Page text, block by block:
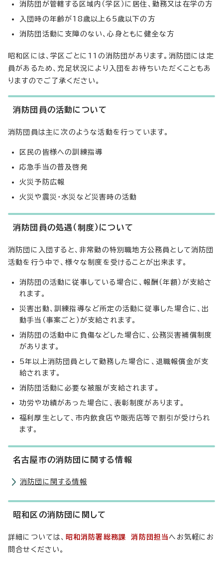
消防団が管轄する区域内（学区）に居住、勤務又は在学の方
入団時の年齢が18歳以上65歳以下の方
消防団活動に支障のない、心身ともに健全な方
昭和区には、学区ごとに11の消防団があります。消防団には定
員があるため、充足状況により入団をお待ちいただくこともあ
りますのでご了承ください。
消防団員の活動について
消防団員は主に次のような活動を行っています。
区民の皆様への訓練指導
応急手当の普及啓発
火災予防広報
火災や震災・水災など災害時の活動
消防団員の処遇（制度）について
消防団に入団すると、非常勤の特別職地方公務員として消防団
活動を行う中で、様々な制度を受けることが出来ます。
消防団の活動に従事している場合に、報酬（年額）が支給さ
れます。
災害出動、訓練指導など所定の活動に従事した場合に、出
動手当（事案ごと）が支給されます。
消防団の活動中に負傷などした場合に、公務災害補償制度
があります。
5年以上消防団員として勤務した場合に、退職報償金が支
給されます。
消防団活動に必要な被服が支給されます。
功労や功績があった場合に、表彰制度があります。
福利厚生として、市内飲食店や販売店等で割引が受けられ
ます。
名古屋市の消防団に関する情報
消防団に関する情報
昭和区の消防団に関して
詳細については、 昭和消防署総務課 消防団担当 へお気軽にお
問合せください。